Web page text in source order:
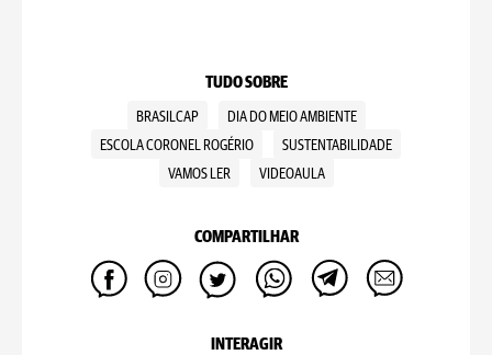
TUDO SOBRE
BRASILCAP
DIA DO MEIO AMBIENTE
ESCOLA CORONEL ROGÉRIO
SUSTENTABILIDADE
VAMOS LER
VIDEOAULA
COMPARTILHAR
INTERAGIR